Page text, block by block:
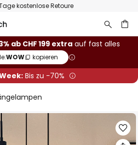
kostenlose Retoure
ab CHF 199 extra auf fast alles
WOW kopieren
Bis zu -70%